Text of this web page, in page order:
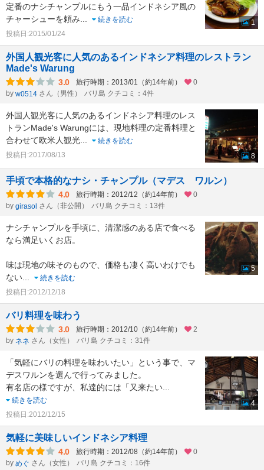
定番のナシチャンプルにもう一品インドネシア風の
チャーシューを頼み...
続きを読む
投稿日:2015/01/24
1
外国人観光客に人気のあるインドネシア料理のレストラン
Made's Warung
3.0 旅行時期：2013/01（約14年前）
0
by w0514 さん（男性） バリ島 クチコミ：4件
外国人観光客に人気のあるインドネシア料理のレス
トランMade's Warungには、現地料理の定番料理と
合わせて欧米人観光...
続きを読む
投稿日:2017/08/13
8
手頃で本格的なナシ・チャンプル（マデス ワルン）
4.0 旅行時期：2012/12（約14年前）
0
by girasol さん（非公開） バリ島 クチコミ：13件
ナシチャンプルを手頃に、清潔感のある店で食べる
なら満足いくお店。
味は現地の味そのもので、価格も凄く高いわけでも
ない...
続きを読む
投稿日:2012/12/18
5
バリ料理を味わう
3.0 旅行時期：2012/10（約14年前）
2
by ネネ さん（女性） バリ島 クチコミ：31件
「気軽にバリの料理を味わいたい」という事で、マ
デスワルンを選んで行ってみました。
有名店の様ですが、私達的には「又来たい...
続きを読む
投稿日:2012/12/15
4
気軽に美味しいインドネシア料理
4.0 旅行時期：2012/08（約14年前）
0
by めぐ さん（女性） バリ島 クチコミ：16件